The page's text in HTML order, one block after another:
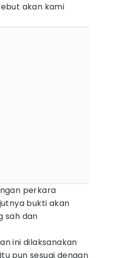
akan kami
perkara
bukti akan
sah dan
ini dilaksanakan
pun sesuai dengan